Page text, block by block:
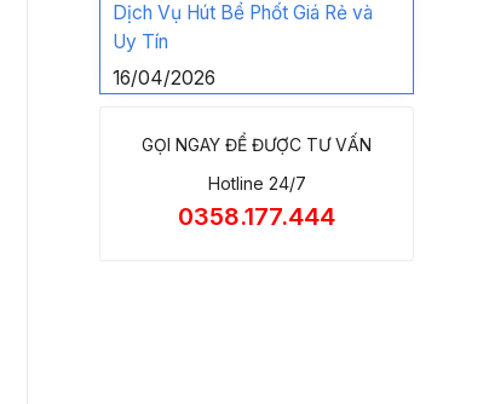
Dịch Vụ Hút Bể Phốt Giá Rẻ và
Uy Tín
16/04/2026
GỌI NGAY ĐỂ ĐƯỢC TƯ VẤN
Hotline 24/7
0358.177.444